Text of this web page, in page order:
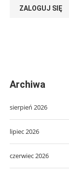
ZALOGUJ SIĘ
Archiwa
sierpień 2026
lipiec 2026
czerwiec 2026